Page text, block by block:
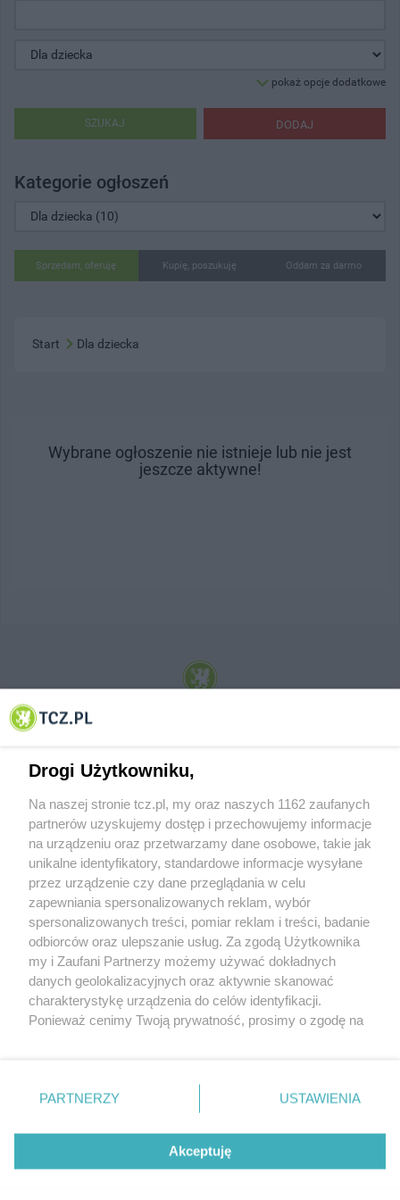
pokaż opcje dodatkowe
DODAJ
SZUKAJ
Kategorie ogłoszeń
Sprzedam, oferuję Kupię, poszukuję Oddam za darmo
Start Dla dziecka
Wybrane ogłoszenie nie istnieje lub nie jest
jeszcze aktywne!
© 2001-2026 Tczew - TCZ.PL Sp. z o.o. Internetowy Serwis Informacyjny Miasta
O FIRMIE POLITYKA PRYWATNOŚCI HOSTING
REKLAMA WSPÓŁPRACA RSS FACEBOOK KONTAKT
Nasze serwisy
Aktualności
Tcz24
Historia miasta
Muzyka i kultura
Archiwum wydarzeń
Zdjęcia miasta
Drogi Użytkowniku,
Na naszej stronie tcz.pl, my oraz naszych 1162 zaufanych
partnerów uzyskujemy dostęp i przechowujemy informacje
na urządzeniu oraz przetwarzamy dane osobowe, takie jak
unikalne identyfikatory, standardowe informacje wysyłane
przez urządzenie czy dane przeglądania w celu
zapewniania spersonalizowanych reklam, wybór
spersonalizowanych treści, pomiar reklam i treści, badanie
odbiorców oraz ulepszanie usług. Za zgodą Użytkownika
my i Zaufani Partnerzy możemy używać dokładnych
danych geolokalizacyjnych oraz aktywnie skanować
charakterystykę urządzenia do celów identyfikacji.
Ponieważ cenimy Twoją prywatność, prosimy o zgodę na
znajdujący się w lewym dolnym rogu strony
. Niektóre
przetwarzaniu. Preferencje będą miały zastosowania tylko
PARTNERZY USTAWIENIA
Akceptuję